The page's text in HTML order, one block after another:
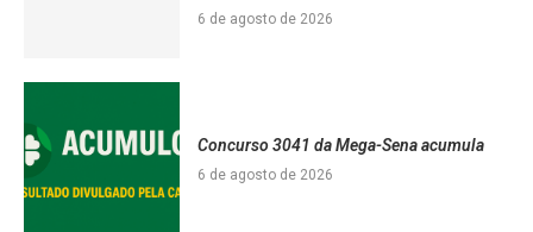
6 de agosto de 2026
Concurso 3041 da Mega-Sena acumula
6 de agosto de 2026